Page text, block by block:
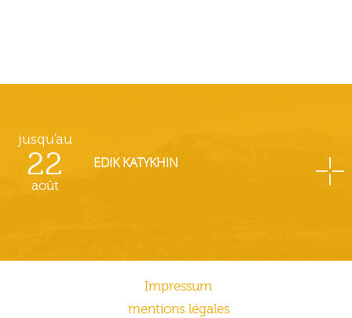
jusqu'au
22
août
EDIK KATYKHIN
Impressum
mentions légales